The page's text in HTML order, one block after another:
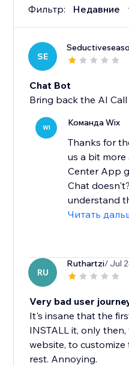
Фильтр: Недавние
SE
Chat Bot
Bring back the AI
WI Команда Wix
Thanks for
us a bit
Center App
Chat
understand
Читать
RU
Ruthartzi/ Jul
Very bad user
It's insane that the
INSTALL it, only
website, to
rest. Annoying.